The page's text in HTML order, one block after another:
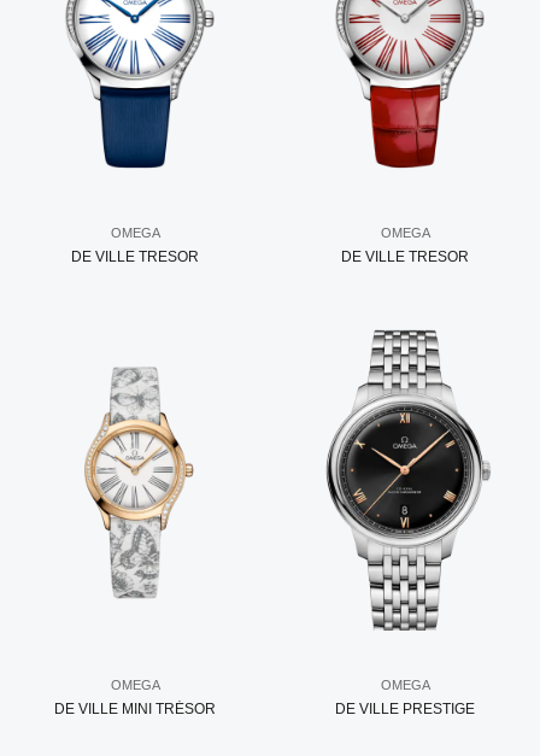
OMEGA
DE VILLE TRESOR
OMEGA
DE VILLE TRESOR
OMEGA
DE VILLE MINI TRÉSOR
OMEGA
DE VILLE PRESTIGE